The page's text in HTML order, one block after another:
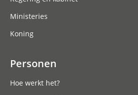
Ministeries
Koning
Personen
Hoe werkt het?